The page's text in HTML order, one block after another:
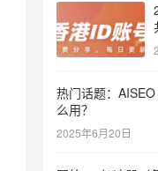
热门话题：
么用？
2025年6月20日